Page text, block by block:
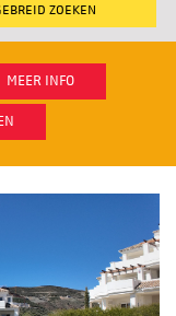
ZOEKEN
MEER INFO